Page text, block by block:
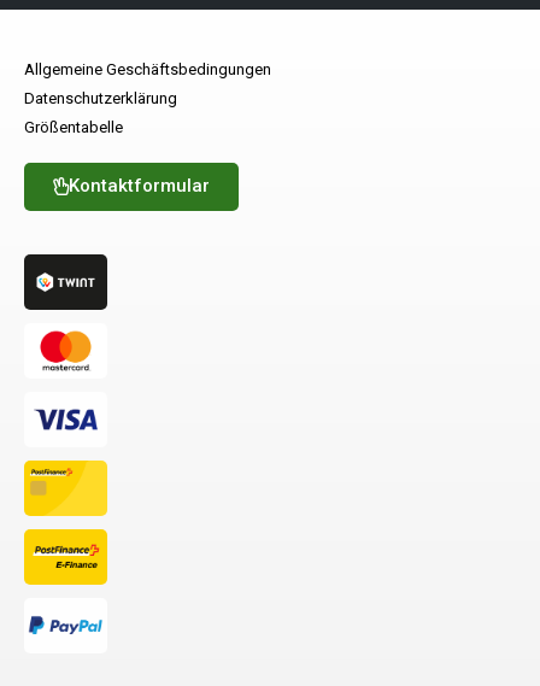
Allgemeine Geschäftsbedingungen
Datenschutzerklärung
Größentabelle
Kontaktformular